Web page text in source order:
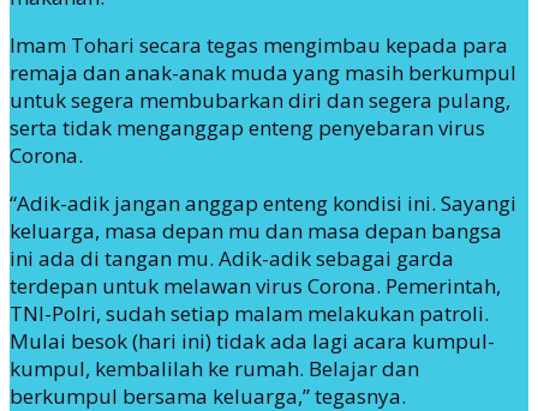
Imam Tohari secara tegas mengimbau kepada para
remaja dan anak-anak muda yang masih berkumpul
untuk segera membubarkan diri dan segera pulang,
serta tidak menganggap enteng penyebaran virus
Corona.
“Adik-adik jangan anggap enteng kondisi ini. Sayangi
keluarga, masa depan mu dan masa depan bangsa
ini ada di tangan mu. Adik-adik sebagai garda
terdepan untuk melawan virus Corona. Pemerintah,
TNI-Polri, sudah setiap malam melakukan patroli.
Mulai besok (hari ini) tidak ada lagi acara kumpul-
kumpul, kembalilah ke rumah. Belajar dan
berkumpul bersama keluarga,” tegasnya.